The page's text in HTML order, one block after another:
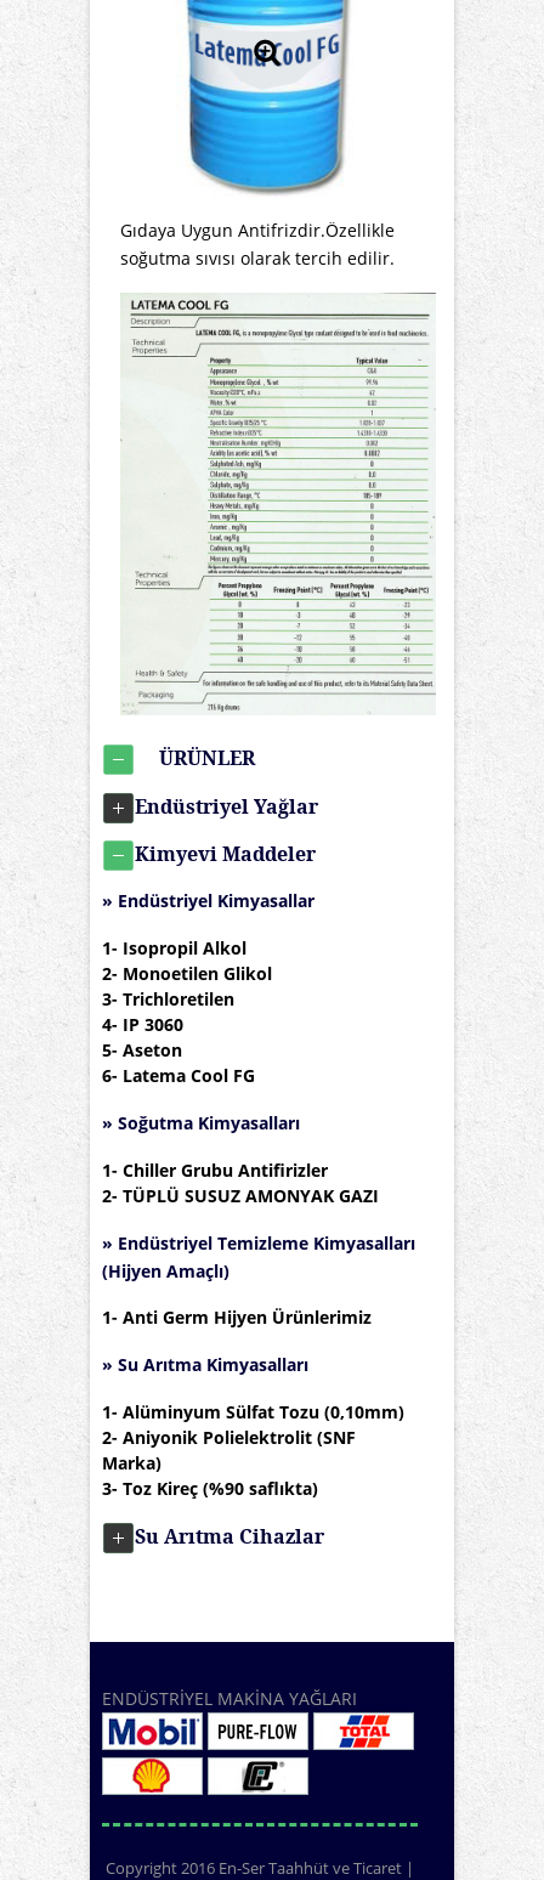
Gıdaya Uygun Antifrizdir.Özellikle
soğutma sıvısı olarak tercih edilir.
ÜRÜNLER
Endüstriyel Yağlar
Kimyevi Maddeler
» Endüstriyel Kimyasallar
1- Isopropil Alkol
2- Monoetilen Glikol
3- Trichloretilen
4- IP 3060
5- Aseton
6- Latema Cool FG
» Soğutma Kimyasalları
1- Chiller Grubu Antifirizler
2- TÜPLÜ SUSUZ AMONYAK GAZI
» Endüstriyel Temizleme Kimyasalları
(Hijyen Amaçlı)
1- Anti Germ Hijyen Ürünlerimiz
» Su Arıtma Kimyasalları
1- Alüminyum Sülfat Tozu (0,10mm)
2- Aniyonik Polielektrolit (SNF
Marka)
3- Toz Kireç (%90 saflıkta)
Su Arıtma Cihazlar
ENDÜSTRİYEL MAKİNA YAĞLARI
Copyright 2016 En-Ser Taahhüt ve Ticaret |